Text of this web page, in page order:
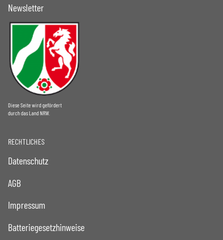
Newsletter
Diese Seite wird gefördert
durch das Land NRW.
RECHTLICHES
Datenschutz
AGB
Impressum
Batteriegesetzhinweise